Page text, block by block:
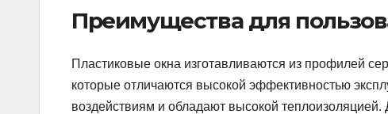
Преимущества для
Пластиковые окна изготавливаются из профилей
которые отличаются высокой эффективностью
воздействиям и обладают высокой теплоизоляцией.